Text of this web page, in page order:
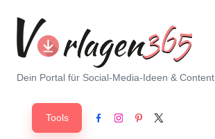
Skip
content
V
Dein Portal für Social-Media-Ideen & Content
Tools Facebook
Instagram
Pinterest
X